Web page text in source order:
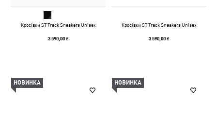
Кросівки ST Track Sneakers Unisex
3 590,00 ₴
Кросівки ST Track Sneakers Unisex
3 590,00 ₴
НОВИНКА НОВИНКА